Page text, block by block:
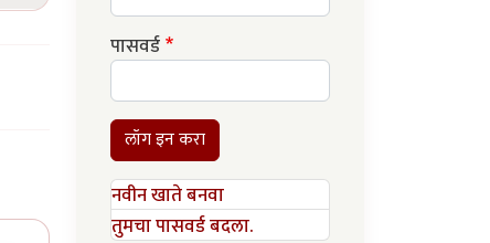
पासवर्ड
लॉग इन करा
नवीन खाते बनवा
तुमचा पासवर्ड बदला.